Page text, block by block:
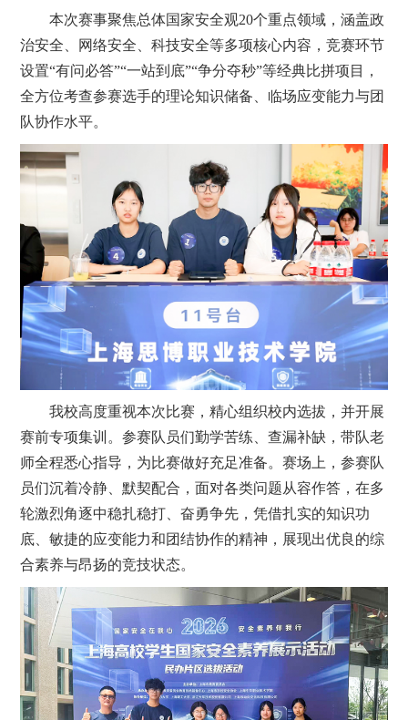
本次赛事聚焦总体国家安全观20个重点领域，涵盖政
治安全、网络安全、科技安全等多项核心内容，竞赛环节
设置“有问必答”“一站到底”“争分夺秒”等经典比拼项目，
全方位考查参赛选手的理论知识储备、临场应变能力与团
队协作水平。
我校高度重视本次比赛，精心组织校内选拔，并开展
赛前专项集训。参赛队员们勤学苦练、查漏补缺，带队老
师全程悉心指导，为比赛做好充足准备。赛场上，参赛队
员们沉着冷静、默契配合，面对各类问题从容作答，在多
轮激烈角逐中稳扎稳打、奋勇争先，凭借扎实的知识功
底、敏捷的应变能力和团结协作的精神，展现出优良的综
合素养与昂扬的竞技状态。